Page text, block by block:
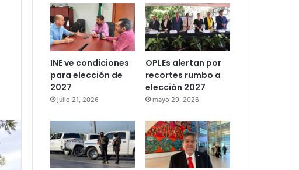
INE ve condiciones
para elección de
2027
julio 21, 2026
OPLEs alertan por
recortes rumbo a
elección 2027
mayo 29, 2026